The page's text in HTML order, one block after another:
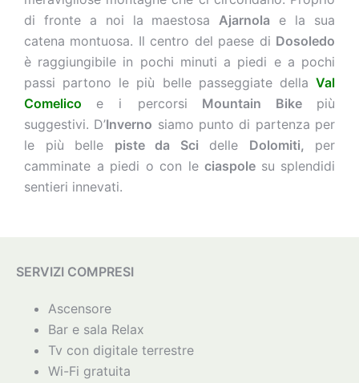
di fronte a noi la maestosaAjarnola e la sua
catena montuosa. Il centro del paese di Dosoledo
è raggiungibile in pochi minuti a piedi e a pochi
passi partono le più belle passeggiate della Val
Comelico e i percorsi Mountain Bike più
suggestivi. D’Inverno siamo punto di partenza per
le più belle piste da Sci delle Dolomiti, per
camminate a piedi o con le ciaspole su splendidi
sentieri innevati.
SERVIZI COMPRESI
Ascensore
Bar e sala Relax
Tv con digitale terrestre
Wi-Fi gratuita